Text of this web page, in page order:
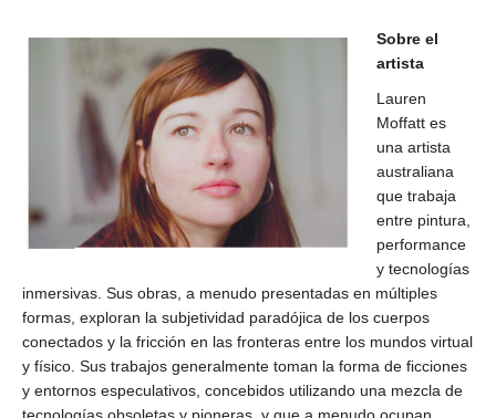
Sobre el
artista
Lauren
Moffatt es
una artista
australiana
que trabaja
entre pintura,
performance
y tecnologías
inmersivas. Sus obras, a menudo presentadas en múltiples
formas, exploran la subjetividad paradójica de los cuerpos
conectados y la fricción en las fronteras entre los mundos virtual
y físico. Sus trabajos generalmente toman la forma de ficciones
y entornos especulativos, concebidos utilizando una mezcla de